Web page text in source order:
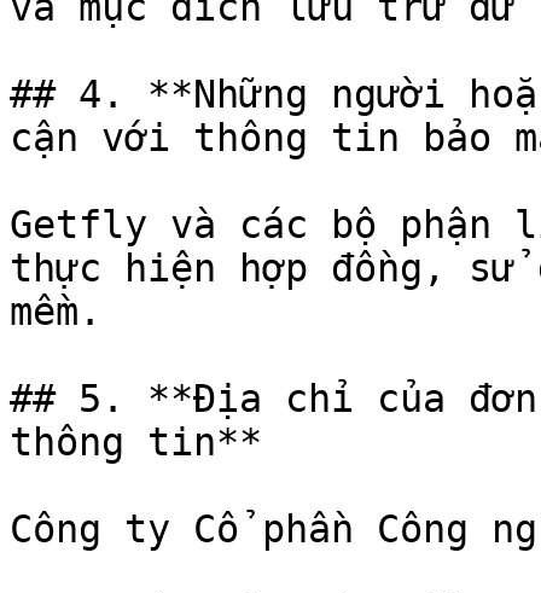
## 4. **Những người
cận với thông tin bảo
Getfly và các bộ phận
thực hiện hợp đồng,
mềm.
## 5. **Địa chỉ của
thông tin**
Công ty Cổ phần Công